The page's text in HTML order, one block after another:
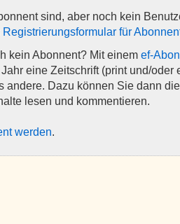
sind, aber noch kein
Registrierungsformular für
kein Abonnent? Mit einem ef-
eine Zeitschrift (print und/oder
andere. Dazu können Sie dann
lesen und kommentieren.
werden.